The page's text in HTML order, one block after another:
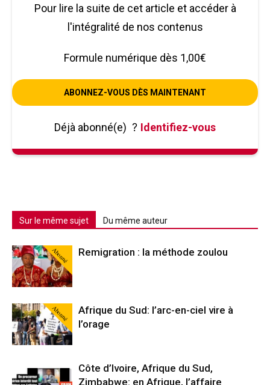
Pour lire la suite de cet article et accéder à
l'intégralité de nos contenus
Formule numérique dès 1,00€
ABONNEZ-VOUS DÈS MAINTENANT
Déjà abonné(e) ? Identifiez-vous
Sur le même sujet Du même auteur
Abonné Remigration : la méthode zoulou
Abonné
Afrique du Sud: l’arc-en-ciel vire à
l’orage
Côte d’Ivoire, Afrique du Sud,
Zimbabwe: en Afrique, l’affaire